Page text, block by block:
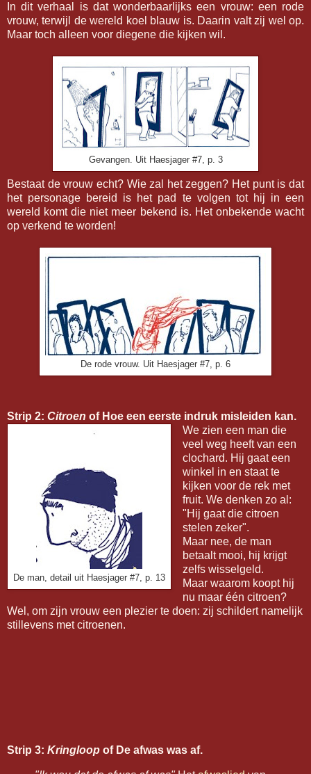
In dit verhaal is dat wonderbaarlijks een vrouw: een rode
vrouw, terwijl de wereld koel blauw is. Daarin valt zij wel op.
Maar toch alleen voor diegene die kijken wil.
Gevangen. Uit Haesjager #7, p. 3
Bestaat de vrouw echt? Wie zal het zeggen? Het punt is dat
het personage bereid is het pad te volgen tot hij in een
wereld komt die niet meer bekend is. Het onbekende wacht
op verkend te worden!
De rode vrouw. Uit Haesjager #7, p. 6
Strip 2: Citroen of Hoe een eerste indruk misleiden kan.
De man, detail uit Haesjager #7, p. 13
We zien een man die
veel weg heeft van een
clochard. Hij gaat een
winkel in en staat te
kijken voor de rek met
fruit. We denken zo al:
"Hij gaat die citroen
stelen zeker".
Maar nee, de man
betaalt mooi, hij krijgt
zelfs wisselgeld.
Maar waarom koopt hij
nu maar één citroen?
Wel, om zijn vrouw een plezier te doen: zij schildert namelijk
stillevens met citroenen.
Strip 3: Kringloop of De afwas was af.